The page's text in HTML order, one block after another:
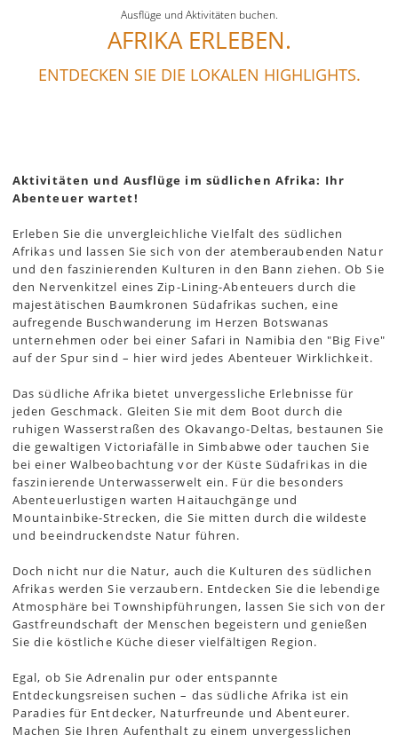
Ausflüge und Aktivitäten buchen.
AFRIKA ERLEBEN.
ENTDECKEN SIE DIE LOKALEN HIGHLIGHTS.
Aktivitäten und Ausflüge im südlichen Afrika: Ihr
Abenteuer wartet!
Erleben Sie die unvergleichliche Vielfalt des südlichen
Afrikas und lassen Sie sich von der atemberaubenden Natur
und den faszinierenden Kulturen in den Bann ziehen. Ob Sie
den Nervenkitzel eines Zip-Lining-Abenteuers durch die
majestätischen Baumkronen Südafrikas suchen, eine
aufregende Buschwanderung im Herzen Botswanas
unternehmen oder bei einer Safari in Namibia den "Big Five"
auf der Spur sind – hier wird jedes Abenteuer Wirklichkeit.
Das südliche Afrika bietet unvergessliche Erlebnisse für
jeden Geschmack. Gleiten Sie mit dem Boot durch die
ruhigen Wasserstraßen des Okavango-Deltas, bestaunen Sie
die gewaltigen Victoriafälle in Simbabwe oder tauchen Sie
bei einer Walbeobachtung vor der Küste Südafrikas in die
faszinierende Unterwasserwelt ein. Für die besonders
Abenteuerlustigen warten Haitauchgänge und
Mountainbike-Strecken, die Sie mitten durch die wildeste
und beeindruckendste Natur führen.
Doch nicht nur die Natur, auch die Kulturen des südlichen
Afrikas werden Sie verzaubern. Entdecken Sie die lebendige
Atmosphäre bei Townshipführungen, lassen Sie sich von der
Gastfreundschaft der Menschen begeistern und genießen
Sie die köstliche Küche dieser vielfältigen Region.
Egal, ob Sie Adrenalin pur oder entspannte
Entdeckungsreisen suchen – das südliche Afrika ist ein
Paradies für Entdecker, Naturfreunde und Abenteurer.
Machen Sie Ihren Aufenthalt zu einem unvergesslichen